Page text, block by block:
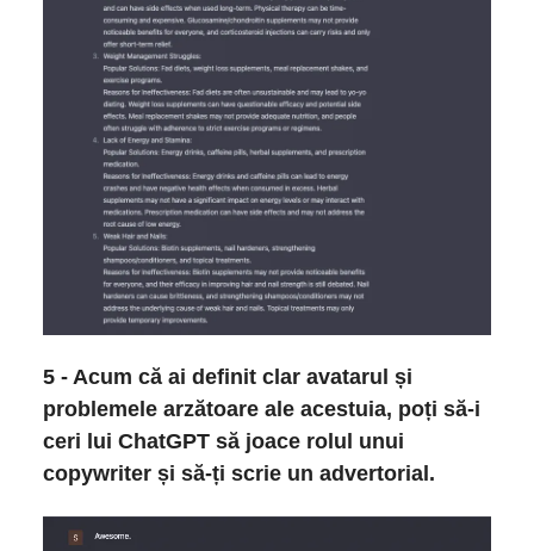
5 - Acum că ai definit clar avatarul și
problemele arzătoare ale acestuia, poți să-i
ceri lui ChatGPT să joace rolul unui
copywriter și să-ți scrie un advertorial.